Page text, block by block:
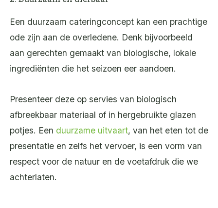
Een duurzaam cateringconcept kan een prachtige
ode zijn aan de overledene. Denk bijvoorbeeld
aan gerechten gemaakt van biologische, lokale
ingrediënten die het seizoen eer aandoen.
Presenteer deze op servies van biologisch
afbreekbaar materiaal of in hergebruikte glazen
potjes. Een duurzame uitvaart, van het eten tot de
presentatie en zelfs het vervoer, is een vorm van
respect voor de natuur en de voetafdruk die we
achterlaten.